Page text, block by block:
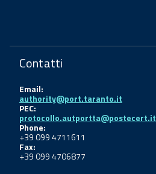
Contatti
Email:
authority@port.taranto.it
PEC:
protocollo.autportta@postecert.it
Phone:
+39 099 4711611
Fax:
+39 099 4706877